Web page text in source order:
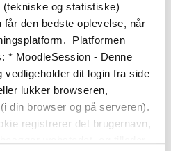
og statistiske)
den bedste oplevelse, når
Platformen
* MoodleSession - Denne
vedligeholder dit login fra side
lukker browseren,
din browser og på serveren).
registrerer det brugernavn,
din adgangskode?
ind
din browser.Bemærkning om